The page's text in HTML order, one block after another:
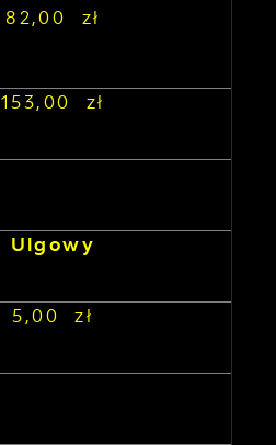
82,00 zł
153,00 zł
Ulgowy
5,00 zł